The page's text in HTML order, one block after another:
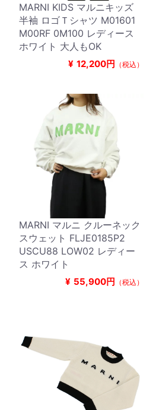
MARNI KIDS マルニキッズ
半袖 ロゴＴシャツ M01601
M00RF 0M100 レディース
ホワイト 大人もOK
¥ 12,200円 （税込）
MARNI マルニ クルーネック
スウェット FLJE0185P2
USCU88 LOW02 レディー
ス ホワイト
¥ 55,900円 （税込）